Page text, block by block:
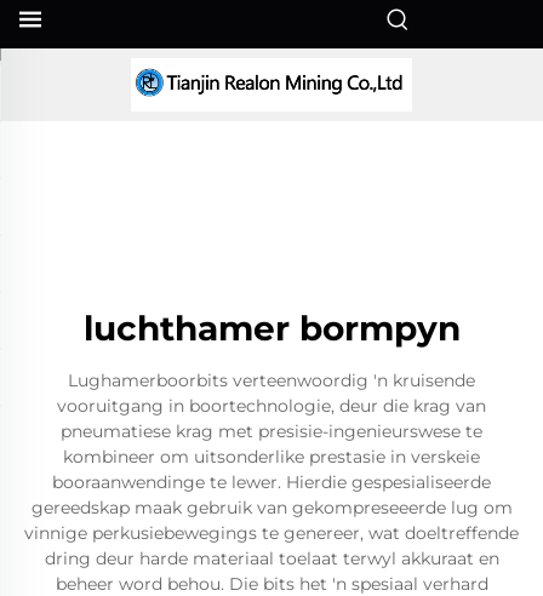
luchthamer bormpyn
Lughamerboorbits verteenwoordig 'n kruisende
vooruitgang in boortechnologie, deur die krag van
pneumatiese krag met presisie-ingenieurswese te
kombineer om uitsonderlike prestasie in verskeie
booraanwendinge te lewer. Hierdie gespesialiseerde
gereedskap maak gebruik van gekompreseeerde lug om
vinnige perkusiebewegings te genereer, wat doeltreffende
dring deur harde materiaal toelaat terwyl akkuraat en
beheer word behou. Die bits het 'n spesiaal verhard